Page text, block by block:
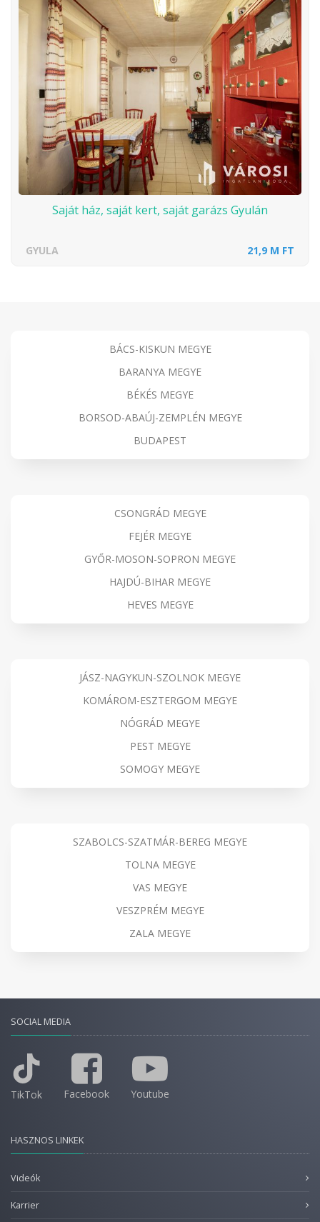
Saját ház, saját kert, saját garázs Gyulán
GYULA 21,9 M FT
BÁCS-KISKUN MEGYE
BARANYA MEGYE
BÉKÉS MEGYE
BORSOD-ABAÚJ-ZEMPLÉN MEGYE
BUDAPEST
CSONGRÁD MEGYE
FEJÉR MEGYE
GYŐR-MOSON-SOPRON MEGYE
HAJDÚ-BIHAR MEGYE
HEVES MEGYE
JÁSZ-NAGYKUN-SZOLNOK MEGYE
KOMÁROM-ESZTERGOM MEGYE
NÓGRÁD MEGYE
PEST MEGYE
SOMOGY MEGYE
SZABOLCS-SZATMÁR-BEREG MEGYE
TOLNA MEGYE
VAS MEGYE
VESZPRÉM MEGYE
ZALA MEGYE
SOCIAL MEDIA
TikTok Facebook Youtube
HASZNOS LINKEK
Videók
Karrier